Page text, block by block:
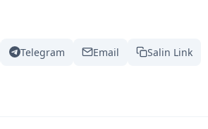
Telegram Email Salin Link